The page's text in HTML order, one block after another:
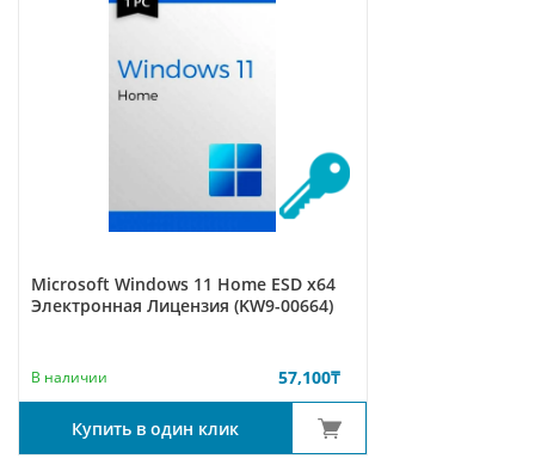
Microsoft Windows 11 Home ESD x64
Электронная Лицензия (KW9-00664)
В наличии 57,100₸
Купить в один клик